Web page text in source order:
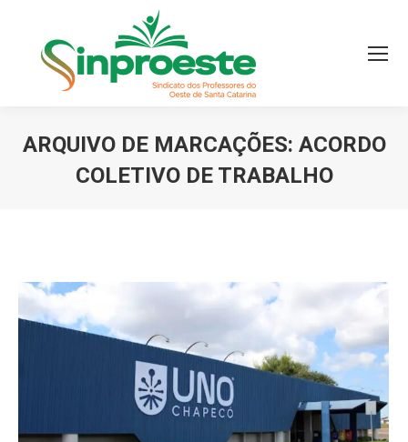
ARQUIVO DE MARCAÇÕES: ACORDO
COLETIVO DE TRABALHO